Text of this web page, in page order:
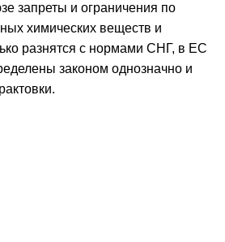
запреты и ограничения по
химических веществ и
разнятся с нормами СНГ, в ЕС
законом однозначно и